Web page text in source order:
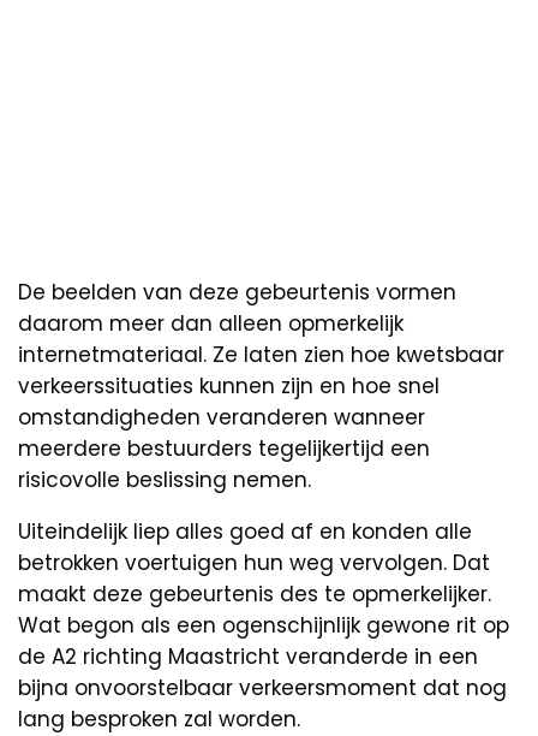
De beelden van deze gebeurtenis vormen
daarom meer dan alleen opmerkelijk
internetmateriaal. Ze laten zien hoe kwetsbaar
verkeerssituaties kunnen zijn en hoe snel
omstandigheden veranderen wanneer
meerdere bestuurders tegelijkertijd een
risicovolle beslissing nemen.
Uiteindelijk liep alles goed af en konden alle
betrokken voertuigen hun weg vervolgen. Dat
maakt deze gebeurtenis des te opmerkelijker.
Wat begon als een ogenschijnlijk gewone rit op
de A2 richting Maastricht veranderde in een
bijna onvoorstelbaar verkeersmoment dat nog
lang besproken zal worden.